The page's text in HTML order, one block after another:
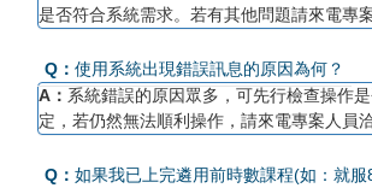
是否符合系統需求。若有其他問題請來電專
Q： 使用系統出現錯誤訊息的原因為何？
A： 系統錯誤的原因眾多，可先行檢查操作
定，若仍然無法順利操作，請來電專案人員洽
Q： 如果我已上完遴用前時數課程(如：就